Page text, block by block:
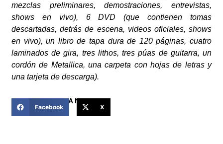
mezclas preliminares, demostraciones, entrevistas,
shows en vivo), 6 DVD (que contienen tomas
descartadas, detrás de escena, videos oficiales, shows
en vivo), un libro de tapa dura de 120 páginas, cuatro
laminados de gira, tres lithos, tres púas de guitarra, un
cordón de Metallica, una carpeta con hojas de letras y
una tarjeta de descarga).
COMPARTIR ESTA NOTICIA
Facebook X